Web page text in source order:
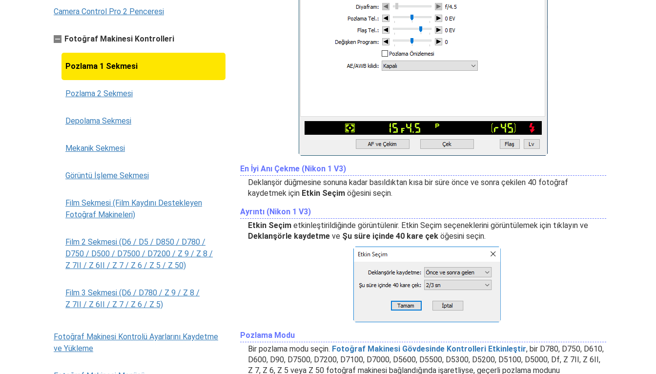
Camera Control Pro 2 Penceresi
Fotoğraf Makinesi Kontrolleri
Pozlama 1 Sekmesi
Pozlama 2 Sekmesi
Depolama Sekmesi
Mekanik Sekmesi
Görüntü İşleme Sekmesi
Film Sekmesi (Film Kaydını Destekleyen
Fotoğraf Makineleri)
Film 2 Sekmesi (D6 / D5 / D850 / D780 /
D750 / D500 / D7500 / D7200 / Z 9 / Z 8 /
Z 7II / Z 6II / Z 7 / Z 6 / Z 5 / Z 50)
Film 3 Sekmesi (D6 / D780 / Z 9 / Z 8 /
Z 7II / Z 6II / Z 7 / Z 6 / Z 5)
Fotoğraf Makinesi Kontrolü Ayarlarını Kaydetme
ve Yükleme
En İyi Anı Çekme (Nikon 1 V3)
Deklanşör düğmesine sonuna kadar basıldıktan kısa bir süre önce ve sonra çekilen 40 fotoğraf
kaydetmek için Etkin Seçim öğesini seçin.
Ayrıntı (Nikon 1 V3)
Etkin Seçim etkinleştirildiğinde görüntülenir. Etkin Seçim seçeneklerini görüntülemek için tıklayın ve
Deklanşörle kaydetme ve Şu süre içinde 40 kare çek öğesini seçin.
Pozlama Modu
Bir pozlama modu seçin. Fotoğraf Makinesi Gövdesinde Kontrolleri Etkinleştir, bir D780, D750, D610,
D600, D90, D7500, D7200, D7100, D7000, D5600, D5500, D5300, D5200, D5100, D5000, Df, Z 7II, Z 6II,
Z 7, Z 6, Z 5 veya Z 50 fotoğraf makinesi bağlandığında işaretliyse, geçerli pozlama modunu